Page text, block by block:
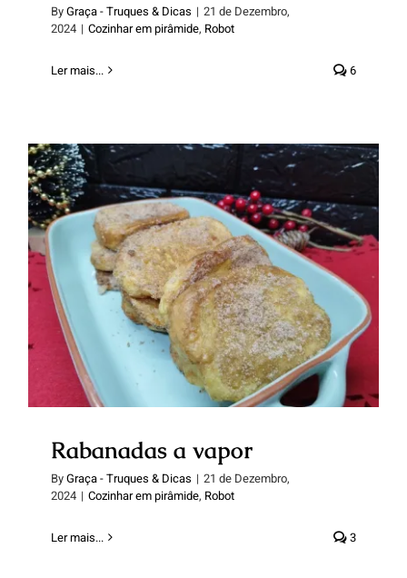
ByGraça - Truques & Dicas | 21 de Dezembro,
2024 | Cozinhar em pirâmide, Robot
Ler mais... 6
Rabanadas a vapor
Rabanadas a vapor
ByGraça - Truques & Dicas | 21 de Dezembro,
2024 | Cozinhar em pirâmide, Robot
Ler mais... 3